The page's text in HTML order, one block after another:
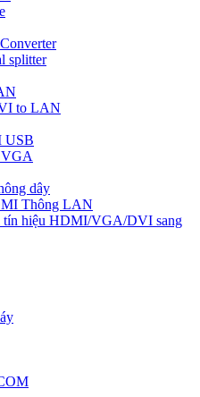
splitter
to LAN
USB
dây
Thông LAN
tín hiệu HDMI/VGA/DVI sang